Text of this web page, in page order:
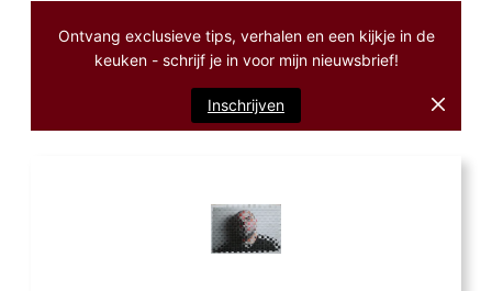
Ontvang exclusieve tips, verhalen en een kijkje in de
keuken - schrijf je in voor mijn nieuwsbrief!
Inschrijven